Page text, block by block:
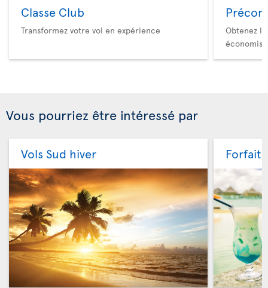
Classe Club
Transformez votre vol en expérience
Obtenez
Vous pourriez être intéressé par
Vols Sud hiver